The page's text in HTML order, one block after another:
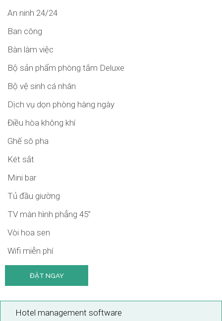
An ninh 24/24
Ban công
Bàn làm việc
Bộ sản phẩm phòng tắm Deluxe
Bộ vệ sinh cá nhân
Dịch vụ dọn phòng hàng ngày
Điều hòa không khí
Ghế sô pha
Két sắt
Mini bar
Tủ đầu giường
TV màn hình phẳng 45”
Vòi hoa sen
Wifi miễn phí
ĐẶT NGAY
Hotel management software